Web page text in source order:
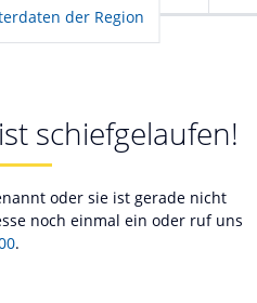
der Region
schiefgelaufen!
oder sie ist gerade nicht
noch einmal ein oder ruf uns
.